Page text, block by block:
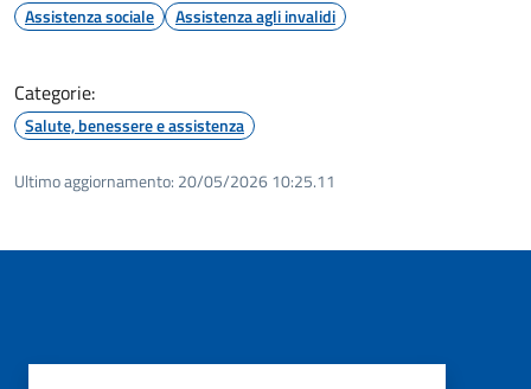
Assistenza sociale Assistenza agli invalidi
Categorie:
Salute, benessere e assistenza
Ultimo aggiornamento: 20/05/2026 10:25.11